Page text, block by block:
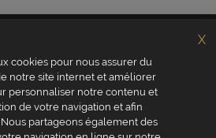
cookies pour nous assurer du
notre site internet et améliorer
personnaliser notre contenu et
de votre navigation et afin
partageons également des
X